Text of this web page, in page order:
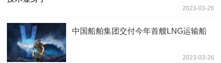
2023-03-26
中国船舶集团交付今年首艘LNG运输船
2023-03-26